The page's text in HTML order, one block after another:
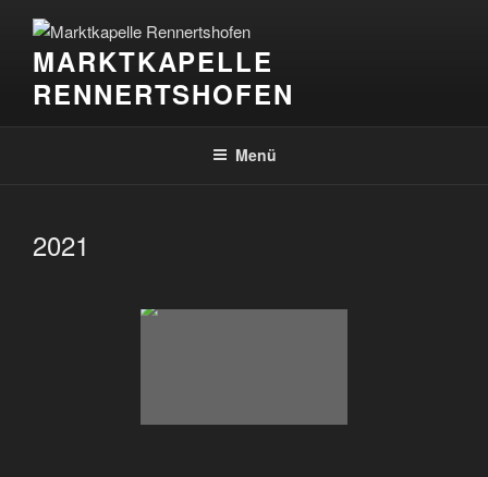
Inhalt
springenMARKTKAPELLE
RENNERTSHOFEN
Menü
2021